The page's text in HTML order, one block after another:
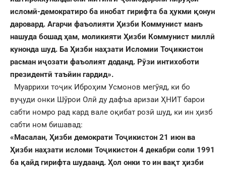
исломӣ-демократиро ба инобат гирифта ба ҳукми қонун
даровард. Агарчи фаъолияти Ҳизби Коммунист манъ
нашуда бошад ҳам, моликияти Ҳизби Коммунист миллӣ
кунонда шуд. Ба Ҳизби наҳзати Исломии Тоҷикистон
расман иҷозати фаъолият доданд. Рӯзи интихоботи
президентӣ таъйин гардид».
Муаррихи тоҷик Иброҳим Усмонов мегӯяд, ки бо
вуҷуди онки Шӯрои Олӣ ду дафъа аризаи ҲНИТ барои
сабти номро рад кард вале оқибат розӣ шуд, ки ин ҳизб
сабти ном бишавад:
«Масалан, Ҳизби демократи Тоҷикистон 21 июн ва
Ҳизби наҳзати исломи Тоҷикистон 4 декабри соли 1991
ба қайд гирифта шудаанд. Ҳол онки то ин вақт ҳизби